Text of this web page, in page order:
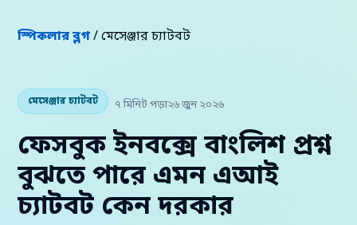
স্পিকলার ব্লগ/ মেসেঞ্জার চ্যাটবট
মেসেঞ্জার চ্যাটবট ৭ মিনিট পড়া২৬ জুন ২০২৬
ফেসবুক ইনবক্সে বাংলিশ প্রশ্ন
বুঝতে পারে এমন এআই
চ্যাটবট কেন দরকার